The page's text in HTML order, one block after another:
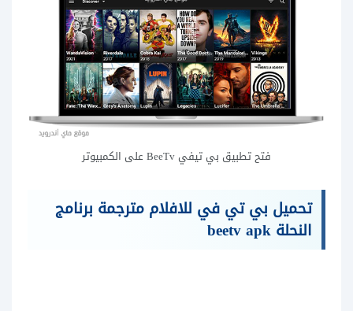
فتح تطبيق بي تيفي BeeTv على الكمبيوتر
تحميل بي تي في للافلام مترجمة برنامج
النحلة beetv apk